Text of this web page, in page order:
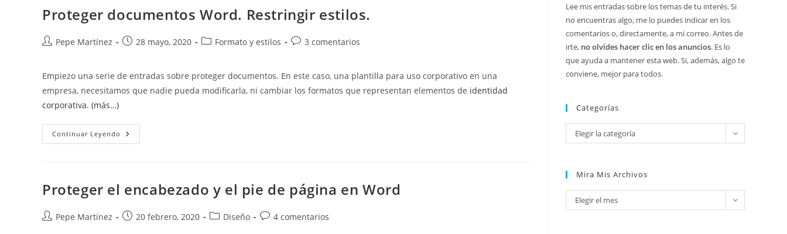
Proteger documentos Word. Restringir estilos.
Autor
entrada:
Pepe Martínez
Publicación
entrada:
28 mayo, 2020
Categoría
entrada:
Formato y estilos
Comentarios
entrada:
3 comentarios
Empiezo una serie de entradas sobre proteger documentos. En este caso, una plantilla para uso corporativo en una
empresa, necesitamos que nadie pueda modificarla, ni cambiar los formatos que representan elementos de identidad
corporativa. (más…)
Continuar Leyendo Proteger
Documentos
Proteger el encabezado y el pie de página en Word
AutorPepe Martínez
Publicación
20 febrero, 2020
Categoría
Diseño
Comentarios
4 comentarios
Lee mis entradas sobre los temas de tu interés. Si
no encuentras algo, me lo puedes indicar en los
comentarios o, directamente, a mi correo. Antes de
irte, no olvides hacer clic en los anuncios. Es lo
que ayuda a mantener esta web. Si, además, algo te
conviene, mejor para todos.
Categorías
Categorías
Elegir la categoría
Mira Mis Archivos
Mira
mis
Elegir el mes